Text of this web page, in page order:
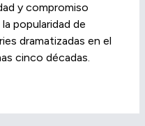
y compromiso
popularidad de
dramatizadas en el
cinco décadas.